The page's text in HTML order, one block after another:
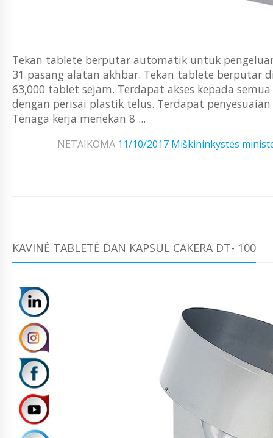
Tekan tablete berputar automatik untuk
31 pasang alatan akhbar. Tekan tablete
63,000 tablet sejam. Terdapat akses kepada
dengan perisai plastik telus. Terdapat
Tenaga kerja menekan 8 ...
NETAIKOMA 11/10/2017 Miškininkystės
KAVINĖ TABLETĖ DAN KAPSUL CAKERA DT- 100